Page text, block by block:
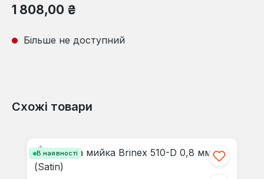
Звичайна ціна:
1 808,00 ₴
Більше не доступний
Схожі товари
В наявності